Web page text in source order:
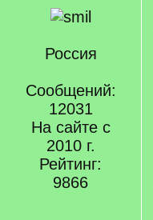
Россия
Сообщений:
12031
На сайте с
2010 г.
Рейтинг:
9866